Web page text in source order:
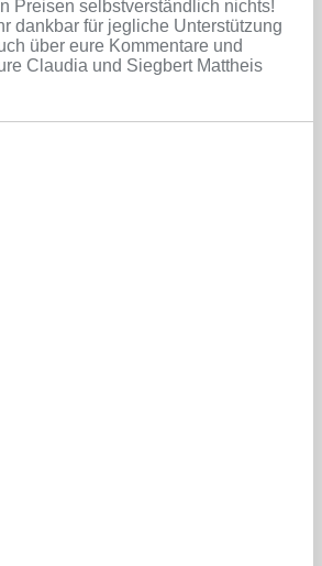
Preisen selbstverständlich nichts!
dankbar für jegliche Unterstützung
über eure Kommentare und
Claudia und Siegbert Mattheis